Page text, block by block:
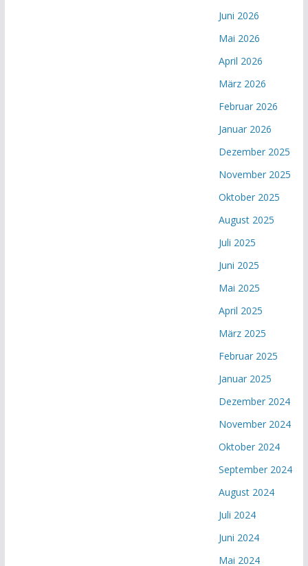
Juni 2026
Mai 2026
April 2026
März 2026
Februar 2026
Januar 2026
Dezember 2025
November 2025
Oktober 2025
August 2025
Juli 2025
Juni 2025
Mai 2025
April 2025
März 2025
Februar 2025
Januar 2025
Dezember 2024
November 2024
Oktober 2024
September 2024
August 2024
Juli 2024
Juni 2024
Mai 2024